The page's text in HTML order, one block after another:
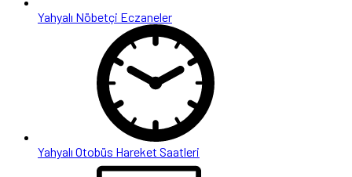
Yahyalı Nöbetçi Eczaneler
Yahyalı Otobüs Hareket Saatleri